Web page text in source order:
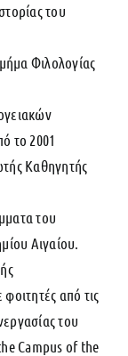
του
Φιλολογίας
το 2001
Καθηγητής
του
Αιγαίου.
από τις
του
Campus of the